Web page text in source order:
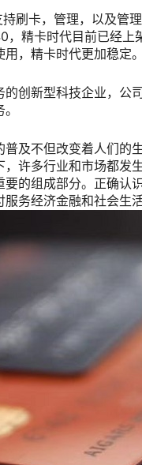
刷卡，管理，以及管
精卡时代目前已经上
，精卡时代更加稳定。
创新型科技企业，公
及不但改变着人们的
许多行业和市场都发
的组成部分。正确
务经济金融和社会生